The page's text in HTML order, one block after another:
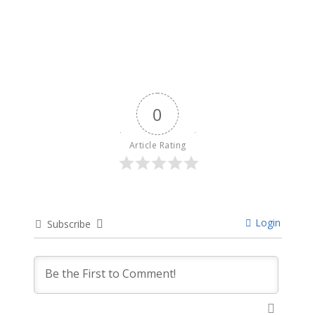
0
Article Rating
Subscribe Login